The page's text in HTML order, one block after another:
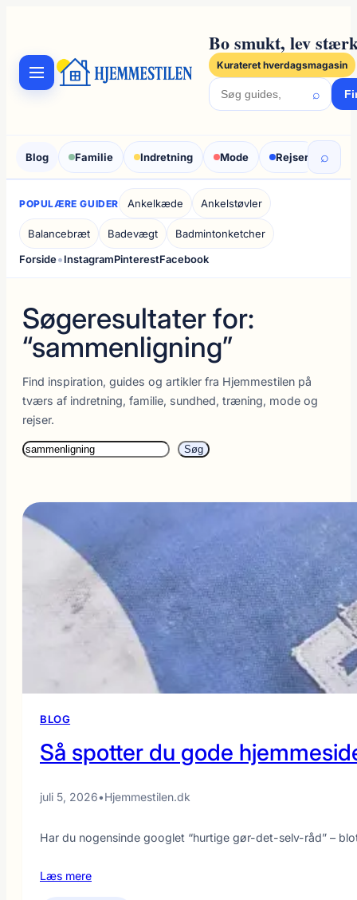
indhold
Bo smukt, lev
Kurateret hverdagsmagasin
⌕
Blog Familie Indretning Mode Rejser ⌕
POPULÆRE GUIDER Ankelkæde Ankelstøvler
Balancebræt Badevægt
Badmintonketcher
Forside•InstagramPinterestFacebook
Søgeresultater for:
“sammenligning”
Find inspiration, guides og artikler fra Hjemmestilen på
tværs af indretning, familie, sundhed, træning, mode og
rejser.
Søg Søg
BLOG
Så spotter du gode
juli 5, 2026•Hjemmestilen.dk
Har du nogensinde googlet “hurtige gør-det-selv-råd” –
Læs mere